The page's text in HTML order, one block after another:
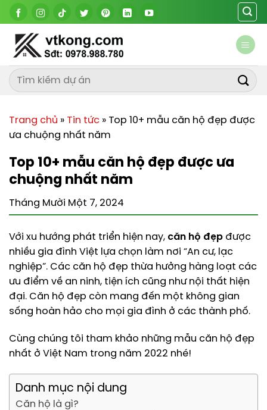
Chuyển
đến
dung
Trang chủ » Tin tức » Top 10+ mẫu căn hộ đẹp được
ưa chuộng nhất năm
Top 10+ mẫu căn hộ đẹp được ưa
chuộng nhất năm
Tháng Mười Một 7, 2024
Với xu hướng phát triển hiện nay, căn hộ đẹp được
nhiều gia đình Việt lựa chọn làm nơi “An cư, lạc
nghiệp”. Các căn hộ đẹp thừa hưởng hàng loạt các
ưu điểm về an ninh, tiện ích cũng như nội thất hiện
đại. Căn hộ đẹp còn mang đến một không gian
sống hoàn hảo cho mọi gia đình ở các thành phố.
Cùng chúng tôi tham khảo những mẫu căn hộ đẹp
nhất ở Việt Nam trong năm 2022 nhé!
Danh mục nội dung
Căn hộ là gì?